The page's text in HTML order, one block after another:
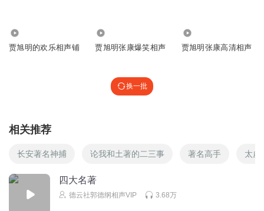
贾旭明的欢乐相声铺 贾旭明张康爆笑相声 贾旭明张康高清相声
换一批
相关推荐
长安著名神捕 论我和土著的二三事 著名高手 太虚
四大名著
德云社郭德纲相声VIP 3.68万